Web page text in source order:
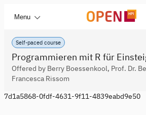
Menu
Self-paced course
Programmieren mit R für
Offered by Berry Boessenkool, Prof. Dr.
Francesca Rissom
7d1a5868-0fdf-4631-9f11-4839eabd9e50